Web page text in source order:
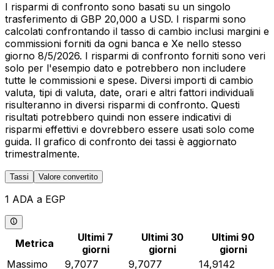
I risparmi di confronto sono basati su un singolo
trasferimento di GBP 20,000 a USD. I risparmi sono
calcolati confrontando il tasso di cambio inclusi margini e
commissioni forniti da ogni banca e Xe nello stesso
giorno 8/5/2026. I risparmi di confronto forniti sono veri
solo per l'esempio dato e potrebbero non includere
tutte le commissioni e spese. Diversi importi di cambio
valuta, tipi di valuta, date, orari e altri fattori individuali
risulteranno in diversi risparmi di confronto. Questi
risultati potrebbero quindi non essere indicativi di
risparmi effettivi e dovrebbero essere usati solo come
guida. Il grafico di confronto dei tassi è aggiornato
trimestralmente.
Tassi Valore convertito
1 ADA a EGP
Metrica
Ultimi 7
giorni
Ultimi 30
giorni
Ultimi 90
giorni
Massimo
9,7077 9,7077
14,9142